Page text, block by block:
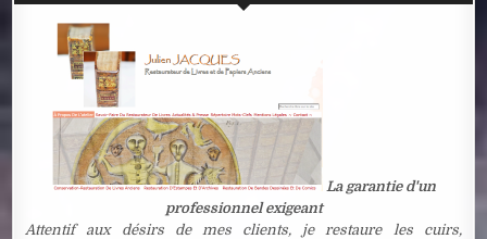
La garantie d'un
professionnel exigeant
Attentif aux désirs de mes clients, je restaure les cuirs,